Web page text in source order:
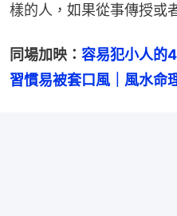
樣的人，如果從事傳授或
同場加映： 容易犯小人的
習慣易被套口風｜風水命